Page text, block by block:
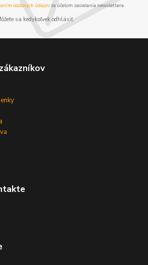
osobných údajov za účelom zasielania newslettera.
sa kedykoľvek odhlásiť.